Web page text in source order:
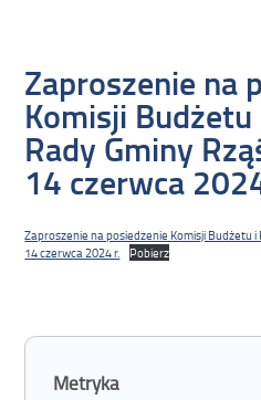
Zaproszenie na
Komisji
Rady Gminy
14 czerwca
Zaproszenie na posiedzenie Komisji Budżetu
14 czerwca 2024 r.
Pobierz
Metryka